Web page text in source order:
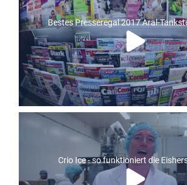
Bestes Presseregal 2017 Aral-
Crio Ice - so funktioniert die